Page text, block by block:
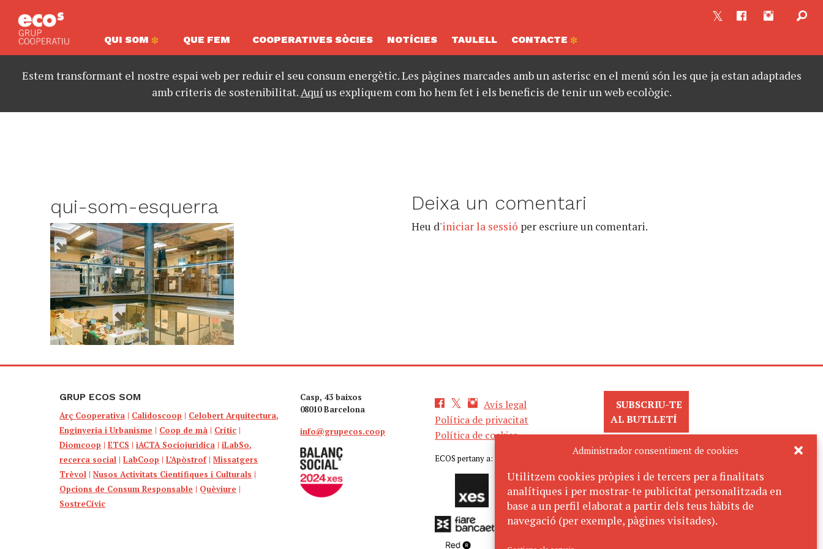
Administrador consentiment de cookies
Utilitzem cookies pròpies i de tercers per a finalitats
analítiques i per mostrar-te publicitat personalitzada en
base a un perfil elaborat a partir dels teus hàbits de
navegació (per exemple, pàgines visitades).
QUI SOM QUE FEM COOPERATIVES SÒCIES NOTÍCIES TAULELL CONTACTE
Estem transformant el nostre espai web per reduir el seu consum energètic. Les pàgines marcades amb un asterisc en el menú són les que ja estan adaptades
amb criteris de sostenibilitat.Aquíus expliquem com ho hem fet i els beneficis de tenir un web ecològic.
qui-som-esquerra Deixa un comentari
Heu d'iniciar la sessió per escriure un comentari.
GRUP ECOS SOM
Arç Cooperativa | Calidoscoop | Celobert Arquitectura,
Enginyeria i Urbanisme | Coop de mà | Crític |
Diomcoop |ETCS |iACTA Sociojuridica |iLabSo,
recerca social |LabCoop |L’Apòstrof|Missatgers
Trèvol |Nusos Activitats Científiques i Culturals |
Opcions de Consum Responsable | Quèviure |
SostreCívic
Casp, 43 baixos
08010 Barcelona
info@grupecos.coop
Avís legal
Política de privacitat
Política de cookies
SUBSCRIU-TE
AL BUTLLETÍ
ECOS pertany a: